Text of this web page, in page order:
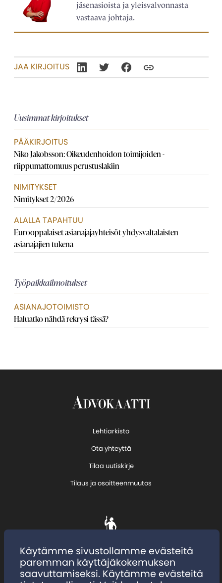
jäsenasioista ja yleisvalvonnasta
vastaava johtaja.
JAA KIRJOITUS
Uusimmat kirjoitukset
PÄÄKIRJOITUS
Niko Jakobsson: Oikeudenhoidon toimijoiden ­
riippumattomuus perustuslakiin
NIMITYKSET
Nimitykset 2/2026
ALALLA TAPAHTUU
Eurooppalaiset asianajaja­yhteisöt yhdysvaltalaisten
asianajajien tukena
Työpaikkailmoitukset
ASIANAJOTOIMISTO
Haluatko nähdä rekrysi tässä?
Lehtiarkisto
Ota yhteyttä
Tilaa uutiskirje
Tilaus ja osoitteenmuutos
Käytämme sivustollamme evästeitä
paremman käyttäjäkokemuksen
saavuttamiseksi. Käytämme evästeitä